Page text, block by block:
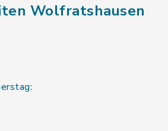
Wolfratshausen